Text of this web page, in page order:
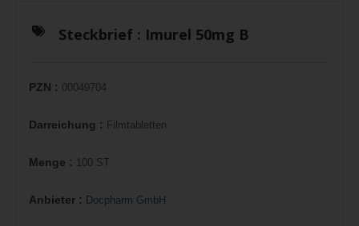
Steckbrief : Imurel 50mg B
PZN : 00049704
Darreichung : Filmtabletten
Menge : 100 ST
Anbieter : Docpharm GmbH